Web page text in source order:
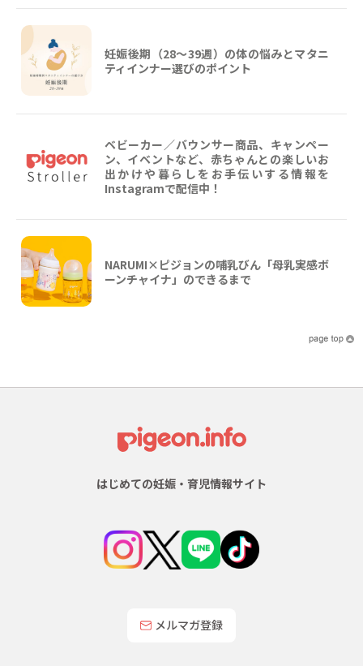
妊娠後期（28〜39週）の体の悩みとマタニ
ティインナー選びのポイント
ベビーカー／バウンサー商品、キャンペー
ン、イベントなど、赤ちゃんとの楽しいお
出かけや暮らしをお手伝いする情報を
Instagramで配信中！
NARUMI×ピジョンの哺乳びん「母乳実感ボ
ーンチャイナ」のできるまで
はじめての妊娠・育児情報サイト
メルマガ登録